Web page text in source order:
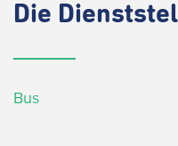
Die
Bus